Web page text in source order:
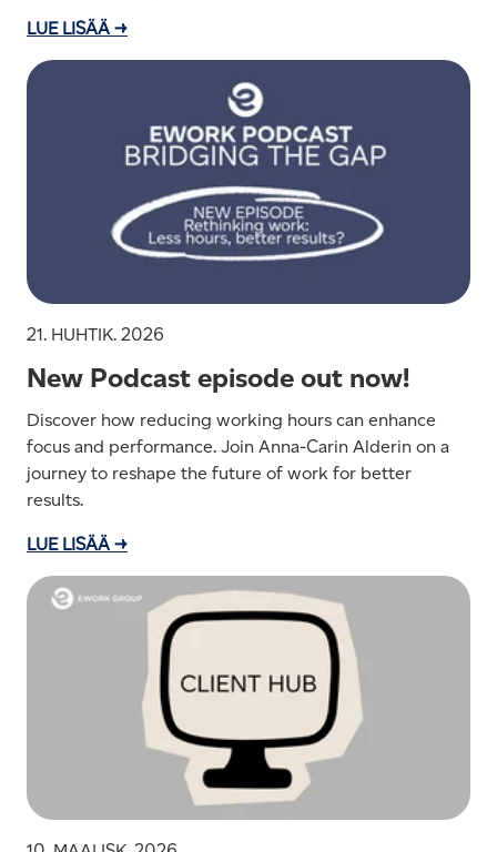
LUE LISÄÄ →
21. HUHTIK. 2026
New Podcast episode out now!
Discover how reducing working hours can enhance
focus and performance. Join Anna-Carin Alderin on a
journey to reshape the future of work for better
results.
LUE LISÄÄ →